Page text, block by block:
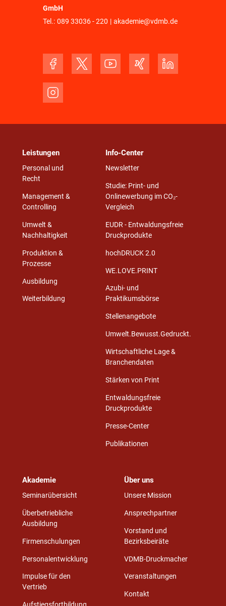
GmbH
Tel.: 089 33036 - 220 | akademie@vdmb.de
Leistungen
Personal und
Recht
Management &
Controlling
Umwelt &
Nachhaltigkeit
Produktion &
Prozesse
Ausbildung
Weiterbildung
Info-Center
Newsletter
Studie: Print- und
Onlinewerbung im CO₂-
Vergleich
EUDR - Entwaldungsfreie
Druckprodukte
hochDRUCK 2.0
WE.LOVE.PRINT
Azubi- und
Praktikumsbörse
Stellenangebote
Umwelt.Bewusst.Gedruckt.
Wirtschaftliche Lage &
Branchendaten
Stärken von Print
Entwaldungsfreie
Druckprodukte
Presse-Center
Publikationen
Akademie
Seminarübersicht
Überbetriebliche
Ausbildung
Firmenschulungen
Personalentwicklung
Impulse für den
Vertrieb
Über uns
Unsere Mission
Ansprechpartner
Vorstand und
Bezirksbeiräte
VDMB-Druckmacher
Veranstaltungen
Kontakt